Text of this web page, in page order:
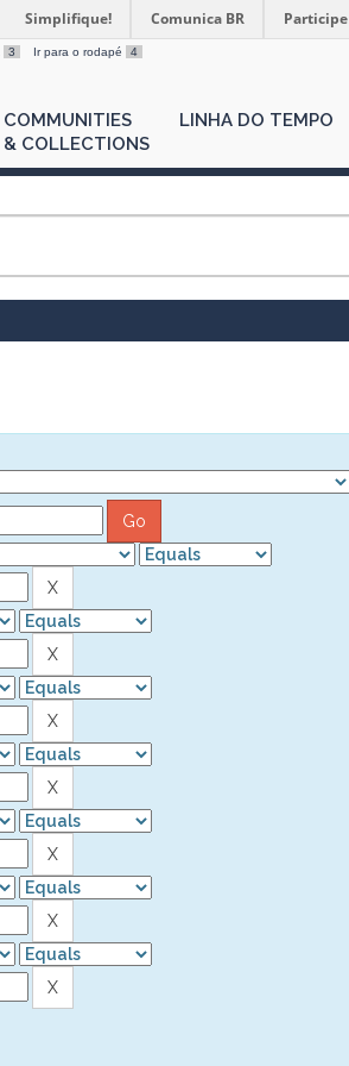
Simplifique! Comunica BR Participe
3 Ir para o rodapé 4
COMMUNITIES
& COLLECTIONS
LINHA DO TEMPO